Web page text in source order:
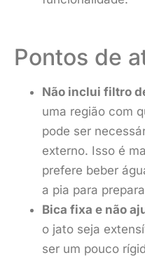
Pontos de
Não inclui filtro
uma região com
pode ser
externo. Isso é
prefere beber
a pia para
Bica fixa e não
o jato seja
ser um pouco